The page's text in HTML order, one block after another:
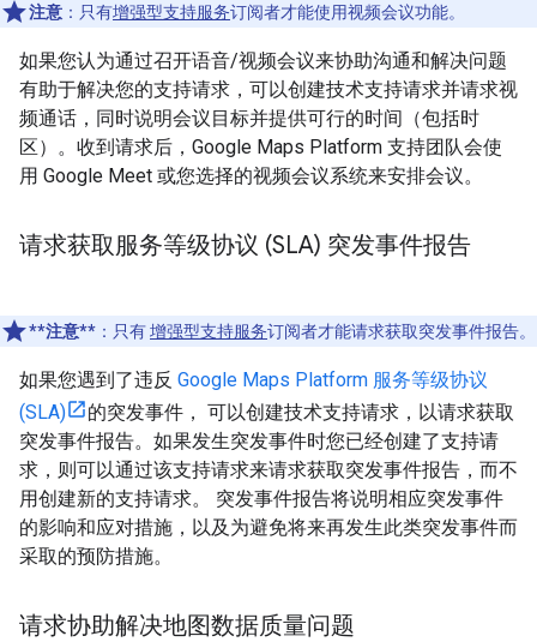
注意 ：只有增强型支持服务订阅者才能使用视频会议功能。
如果您认为通过召开语音/视频会议来协助沟通和解决问题
有助于解决您的支持请求，可以创建技术支持请求并请求视
频通话，同时说明会议目标并提供可行的时间（包括时
区）。收到请求后，Google Maps Platform 支持团队会使
用 Google Meet 或您选择的视频会议系统来安排会议。
请求获取服务等级协议 (SLA) 突发事件报告
**注意** ：只有增强型支持服务订阅者才能请求获取突发事件报告。
如果您遇到了违反 Google Maps Platform 服务等级协议
(SLA)
的突发事件， 可以创建技术支持请求，以请求获取
突发事件报告。如果发生突发事件时您已经创建了支持请
求，则可以通过该支持请求来请求获取突发事件报告，而不
用创建新的支持请求。 突发事件报告将说明相应突发事件
的影响和应对措施，以及为避免将来再发生此类突发事件而
采取的预防措施。
请求协助解决地图数据质量问题